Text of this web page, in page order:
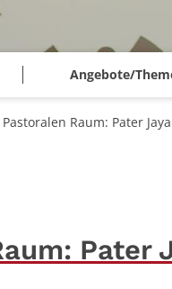
Angebote/
Raum: Pater
Pater